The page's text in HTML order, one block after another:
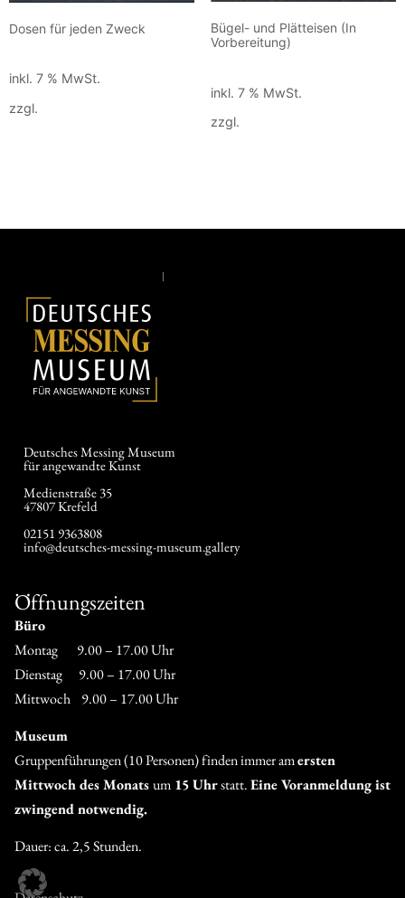
Dosen für jeden Zweck
inkl. 7 % MwSt.
zzgl.
Bügel- und Plätteisen (In
Vorbereitung)
inkl. 7 % MwSt.
zzgl.
Deutsches Messing Museum
für angewandte Kunst
Medienstraße 35
47807 Krefeld
02151 9363808
info@deutsches-messing-museum.gallery
Öffnungszeiten
Büro
Montag 9.00 – 17.00 Uhr
Dienstag 9.00 – 17.00 Uhr
Mittwoch 9.00 – 17.00 Uhr
Museum
Gruppenführungen (10 Personen) finden immer amersten
Mittwoch des Monatsum 15 Uhrstatt.Eine Voranmeldung ist
zwingend notwendig.
Dauer: ca. 2,5 Stunden.